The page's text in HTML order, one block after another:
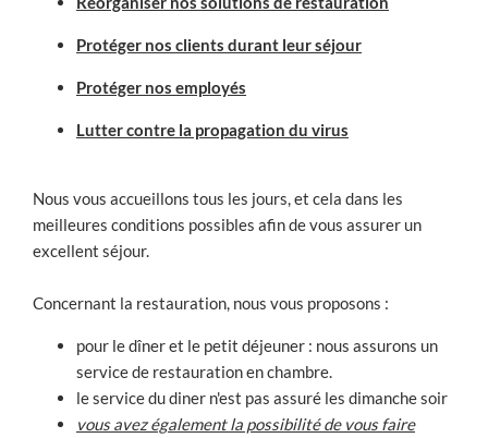
Protéger nos clients durant leur séjour
Protéger nos employés
Lutter contre la propagation du virus
Nous vous accueillons tous les jours, et cela dans les
meilleures conditions possibles afin de vous assurer un
excellent séjour.
Concernant la restauration, nous vous proposons :
pour le dîner et le petit déjeuner : nous assurons un
service de restauration en chambre.
le service du diner n'est pas assuré les dimanche soir
vous avez également la possibilité de vous faire